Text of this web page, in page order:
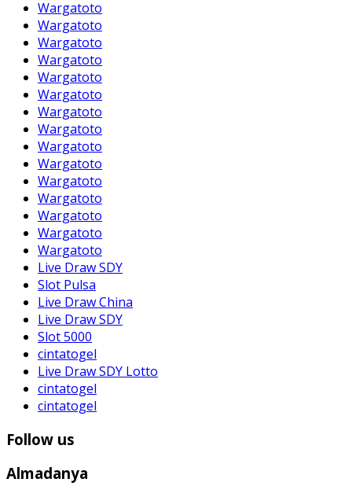
Wargatoto
Wargatoto
Wargatoto
Wargatoto
Wargatoto
Wargatoto
Wargatoto
Wargatoto
Wargatoto
Wargatoto
Wargatoto
Wargatoto
Wargatoto
Wargatoto
Wargatoto
Live Draw SDY
Slot Pulsa
Live Draw China
Live Draw SDY
Slot 5000
cintatogel
Live Draw SDY Lotto
cintatogel
cintatogel
Follow us
Almadanya